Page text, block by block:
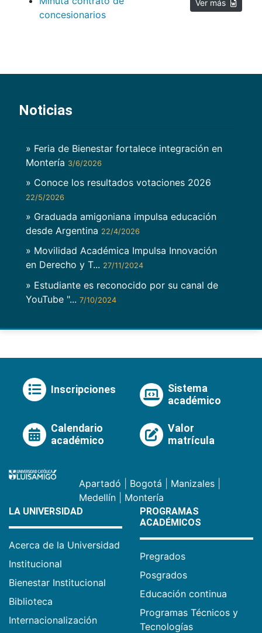
concesionarios
Noticias
» Feria de Bienestar fortalece integración en
Montería 3/6/2026
» Conoce los resultados votaciones 2026
22/5/2026
» Graduada amigoniana impulsa educación
desde Argentina 22/4/2026
» Movilidad Académica Impulsa Innovación
en Derecho y T... 27/11/2024
» Estudiante es reconocido por su canal de
YouTube "... 7/10/2024
Inscripciones
Sistema
académico
Calendario
académico
Valor
matrícula
Apartadó Bogotá Manizales
Medellín
Montería
LA UNIVERSIDAD
Acerca de la Universidad
Institucional
Bienestar Institucional
Biblioteca
Internacionalización
PROGRAMAS
ACADÉMICOS
Pregrados
Posgrados
Educación continua
Programas Técnicos y
Tecnologías